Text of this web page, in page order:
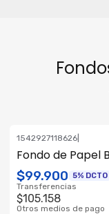
1542927118626|
Fondo de Papel
$99.900 5% DCTO
Transferencias
$105.158
Otros medios de pago